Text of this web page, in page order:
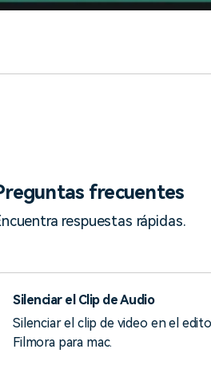
frecuentes
respuestas rápidas.
Silenciar el Clip de Audio
Silenciar el clip de video en el
Filmora para mac.